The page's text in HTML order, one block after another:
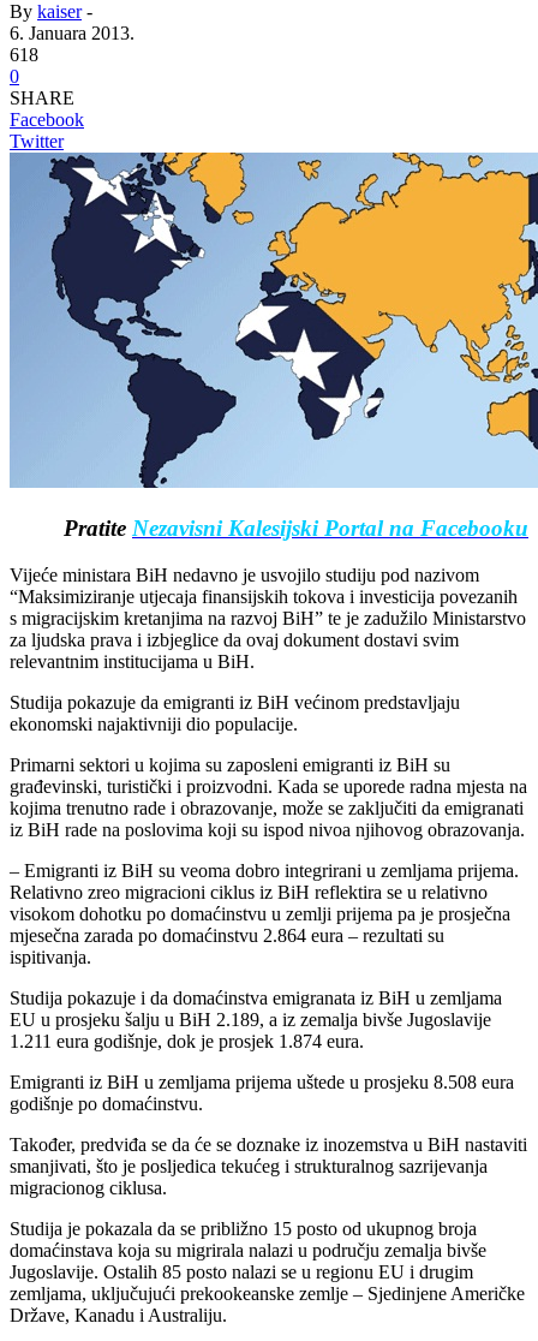
By kaiser-
6. Januara 2013.
618
0
SHARE
Facebook
Twitter
Pratite Nezavisni Kalesijski Portal na Facebooku
Vijeće ministara BiH nedavno je usvojilo studiju pod nazivom
“Maksimiziranje utjecaja finansijskih tokova i investicija povezanih
s migracijskim kretanjima na razvoj BiH” te je zadužilo Ministarstvo
za ljudska prava i izbjeglice da ovaj dokument dostavi svim
relevantnim institucijama u BiH.
Studija pokazuje da emigranti iz BiH većinom predstavljaju
ekonomski najaktivniji dio populacije.
Primarni sektori u kojima su zaposleni emigranti iz BiH su
građevinski, turistički i proizvodni. Kada se uporede radna mjesta na
kojima trenutno rade i obrazovanje, može se zaključiti da emigranati
iz BiH rade na poslovima koji su ispod nivoa njihovog obrazovanja.
– Emigranti iz BiH su veoma dobro integrirani u zemljama prijema.
Relativno zreo migracioni ciklus iz BiH reflektira se u relativno
visokom dohotku po domaćinstvu u zemlji prijema pa je prosječna
mjesečna zarada po domaćinstvu 2.864 eura – rezultati su
ispitivanja.
Studija pokazuje i da domaćinstva emigranata iz BiH u zemljama
EU u prosjeku šalju u BiH 2.189, a iz zemalja bivše Jugoslavije
1.211 eura godišnje, dok je prosjek 1.874 eura.
Emigranti iz BiH u zemljama prijema uštede u prosjeku 8.508 eura
godišnje po domaćinstvu.
Također, predviđa se da će se doznake iz inozemstva u BiH nastaviti
smanjivati, što je posljedica tekućeg i strukturalnog sazrijevanja
migracionog ciklusa.
Studija je pokazala da se približno 15 posto od ukupnog broja
domaćinstava koja su migrirala nalazi u području zemalja bivše
Jugoslavije. Ostalih 85 posto nalazi se u regionu EU i drugim
zemljama, uključujući prekookeanske zemlje – Sjedinjene Američke
Države, Kanadu i Australiju.